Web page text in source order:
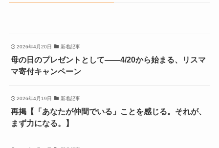
2026年4月20日 新着記事
母の日のプレゼントとして――4/20から始まる、リスマ
マ寄付キャンペーン
2026年4月19日 新着記事
再掲【「あなたが仲間でいる」ことを感じる。それが、
まず力になる。】